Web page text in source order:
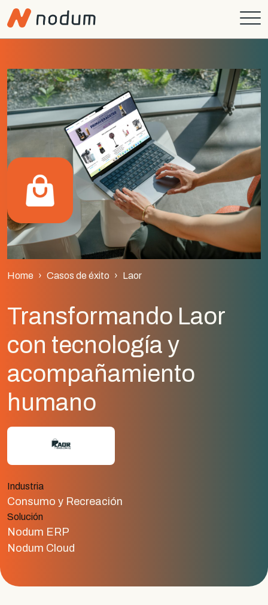
Home Casos de éxito Laor
Transformando Laor
con tecnología y
acompañamiento
humano
Industria
Consumo y Recreación
Solución
Nodum ERP
Nodum Cloud